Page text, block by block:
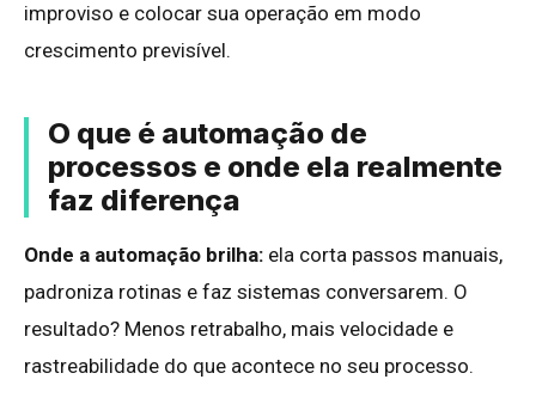
improviso e colocar sua operação em modo
crescimento previsível.
O que é automação de
processos e onde ela realmente
faz diferença
Onde a automação brilha: ela corta passos manuais,
padroniza rotinas e faz sistemas conversarem. O
resultado? Menos retrabalho, mais velocidade e
rastreabilidade do que acontece no seu processo.